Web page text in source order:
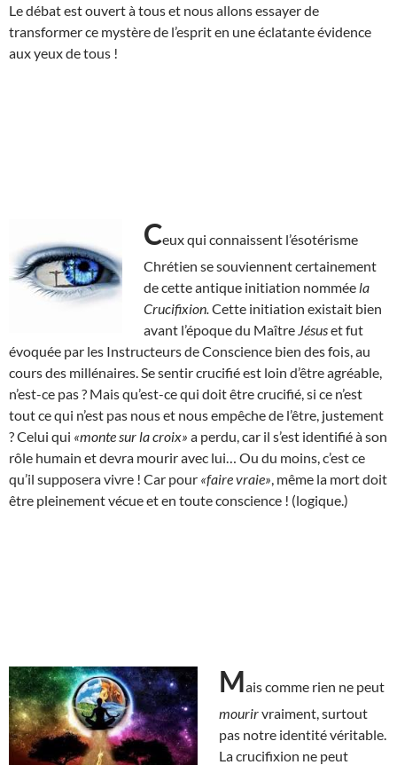
Le débat est ouvert à tous et nous allons essayer de
transformer ce mystère de l’esprit en une éclatante évidence
aux yeux de tous !
Ceux qui connaissent l’ésotérisme
Chrétien se souviennent certainement
de cette antique initiation nommée la
Crucifixion. Cette initiation existait bien
avant l’époque du Maître Jésuset fut
évoquée par les Instructeurs de Conscience bien des fois, au
cours des millénaires. Se sentir crucifié est loin d’être agréable,
n’est-ce pas ? Mais qu’est-ce qui doit être crucifié, si ce n’est
tout ce qui n’est pas nous et nous empêche de l’être, justement
? Celui qui «monte sur la croix» a perdu, car il s’est identifié à son
rôle humain et devra mourir avec lui… Ou du moins, c’est ce
qu’il supposera vivre ! Car pour «faire vraie» , même la mort doit
être pleinement vécue et en toute conscience ! (logique.)
Mais comme rien ne peut
mourirvraiment, surtout
pas notre identité véritable.
La crucifixion ne peut